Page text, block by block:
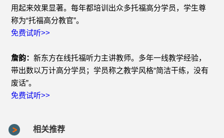
用起来效果显著。每年都培训出众多托福高分学员，学生尊
称为“托福高分教官”。
免费试听>>
詹韵：新东方在线托福听力主讲教师。多年一线教学经验，
带出数以万计高分学员；学员称之教学风格“简洁干练，没有
废话”。
免费试听>>
相关推荐